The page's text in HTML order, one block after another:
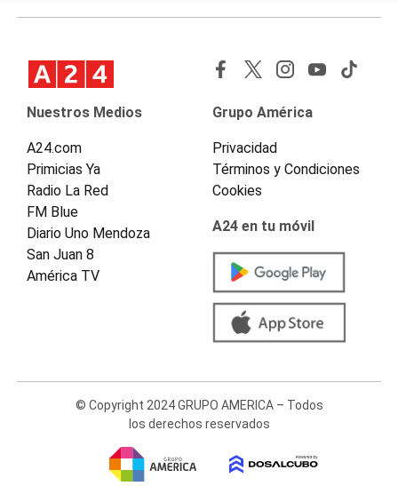
Nuestros Medios
A24.com
Primicias Ya
Radio La Red
FM Blue
Diario Uno Mendoza
San Juan 8
América TV
Grupo América
Privacidad
Términos y Condiciones
Cookies
A24 en tu móvil
© Copyright 2024 GRUPO AMERICA – Todos
los derechos reservados